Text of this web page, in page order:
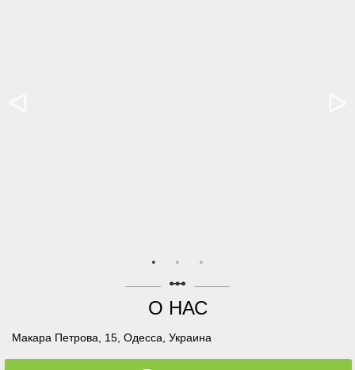
linear_scale
О НАС
Макара Петрова, 15, Одесса, Украина